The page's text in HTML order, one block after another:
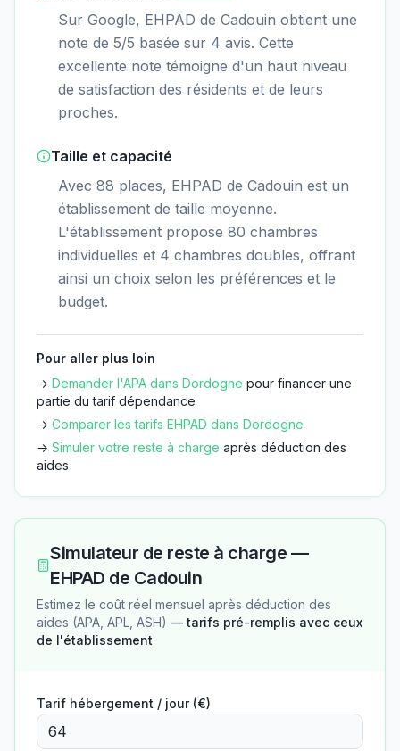
Sur Google, EHPAD de Cadouin obtient une
note de 5/5 basée sur 4 avis. Cette
excellente note témoigne d'un haut niveau
de satisfaction des résidents et de leurs
proches.
Taille et capacité
Avec 88 places, EHPAD de Cadouin est un
établissement de taille moyenne.
L'établissement propose 80 chambres
individuelles et 4 chambres doubles, offrant
ainsi un choix selon les préférences et le
budget.
Pour aller plus loin
→ Demander l'APA dans Dordogne pour financer une
partie du tarif dépendance
→ Comparer les tarifs EHPAD dans Dordogne
→ Simuler votre reste à charge après déduction des
aides
Simulateur de reste à charge —
EHPAD de Cadouin
Estimez le coût réel mensuel après déduction des
aides (APA, APL, ASH) — tarifs pré-remplis avec ceux
de l'établissement
Tarif hébergement / jour (€)